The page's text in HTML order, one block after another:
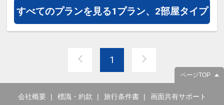
ル50%貯まります。
通・体験プランなどの追加（同時予
約）が可能なプランもございます。
すべてのプランを見る1プラン、2部屋タイプ
1
ページTOP
会社概要 標識・約款 旅行条件書 画面共有サポート